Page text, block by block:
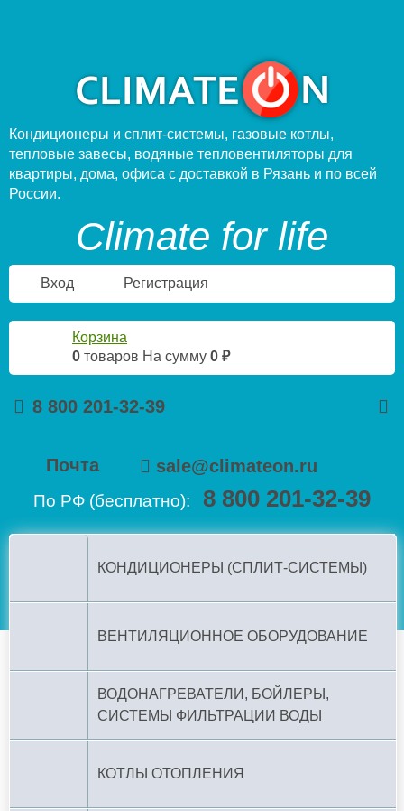
Кондиционеры и сплит-системы, газовые котлы,
тепловые завесы, водяные тепловентиляторы для
квартиры, дома, офиса с доставкой в Рязань и по всей
России.
Climate for life
Вход Регистрация
Корзина
0 товаров На сумму 0 ₽
8 800 201-32-39
Почта sale@climateon.ru
По РФ (бесплатно): 8 800 201-32-39
КОНДИЦИОНЕРЫ (СПЛИТ-СИСТЕМЫ)
ВЕНТИЛЯЦИОННОЕ ОБОРУДОВАНИЕ
ВОДОНАГРЕВАТЕЛИ, БОЙЛЕРЫ,
СИСТЕМЫ ФИЛЬТРАЦИИ ВОДЫ
КОТЛЫ ОТОПЛЕНИЯ